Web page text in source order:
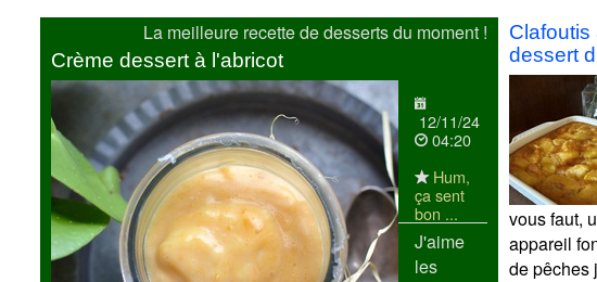
La meilleure recette de desserts du moment !
Crème dessert à l'abricot
12/11/24
04:20
Hum,
ça sent
bon ...
J'aime
les
Clafoutis
dessert
vous faut,
appareil
de pêches